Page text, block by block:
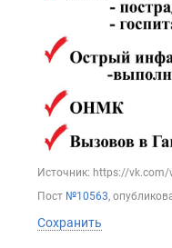
Источник: https://vk.com/
Пост №10563,
Сохранить